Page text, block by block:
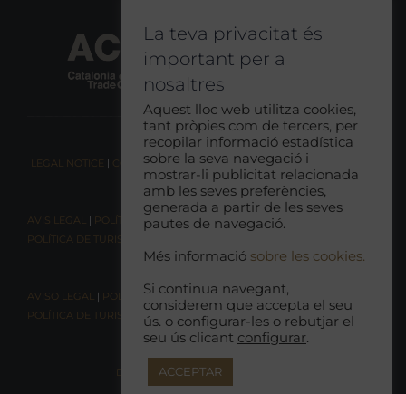
LEGAL NOTICE | COOKIE CONSENT|RESPONSIBLE TOURISM POLICY
AVIS LEGAL | POLÍTICA DE COOKIES| POLÍTICA DE PRIVACITAT
POLÍTICA DE TURISME RESPONSABLE
AVISO LEGAL | POLÍTICA DE COOKIES | POLÍTICA DE PRIVACIDAD
POLÍTICA DE TURISMO RESPONSABLE
DECLARACIÓN DE ACCESIBILIDAD
La teva privacitat és
important per a
nosaltres
Aquest lloc web utilitza cookies,
tant pròpies com de tercers, per
recopilar informació estadística
sobre la seva navegació i
mostrar-li publicitat relacionada
amb les seves preferències,
generada a partir de les seves
pautes de navegació.
Més informació sobre les cookies.
Si continua navegant,
considerem que accepta el seu
ús. o configurar-les o rebutjar el
seu ús clicant configurar.
ACCEPTAR